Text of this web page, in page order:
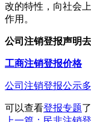
改的特性，向社会
作用。
公司注销登报声明
工商注销登报价格
公司注销登报公示
可以查看登报专题